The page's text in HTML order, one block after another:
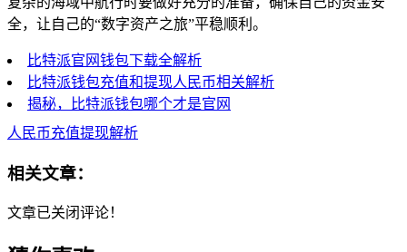
全，让自己的“数字资产之旅”平稳顺利。
比特派官网钱包下载全解析
比特派钱包充值和提现人民币相关解析
揭秘，比特派钱包哪个才是官网
人民币充值提现解析
相关文章：
文章已关闭评论！